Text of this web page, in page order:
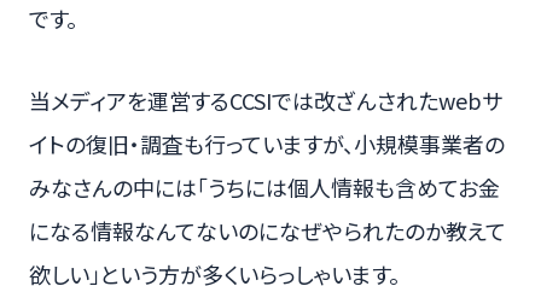
です。
当メディアを運営するCCSIでは改ざんされたwebサ
イトの復旧・調査も行っていますが、小規模事業者の
みなさんの中には「うちには個人情報も含めてお金
になる情報なんてないのになぜやられたのか教えて
欲しい」という方が多くいらっしゃいます。